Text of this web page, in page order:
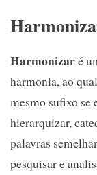
Harmonizaré
harmonia, ao
mesmo sufixo se
hierarquizar,
palavras
pesquisar e